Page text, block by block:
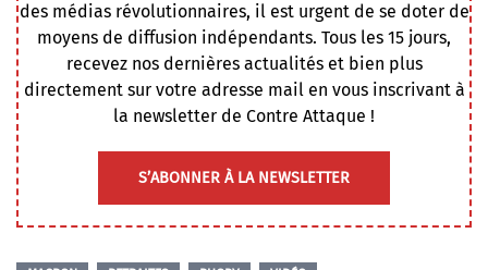
des médias révolutionnaires, il est urgent de se doter de
moyens de diffusion indépendants. Tous les 15 jours,
recevez nos dernières actualités et bien plus
directement sur votre adresse mail en vous inscrivant à
la newsletter de Contre Attaque !
S’ABONNER À LA NEWSLETTER